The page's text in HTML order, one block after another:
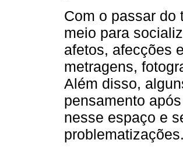
Com o passar do
meio para
afetos, afecções
metragens,
Além disso,
pensamento
nesse espaço e
problematizações.